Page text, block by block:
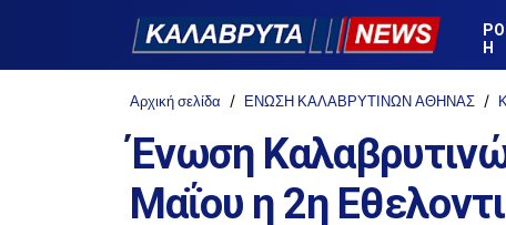
ΡΟ
Η
Αρχική σελίδα ΕΝΩΣΗ ΚΑΛΑΒΡΥΤΙΝΩΝ ΑΘΗΝΑΣ
Ένωση
Μαΐου η 2η